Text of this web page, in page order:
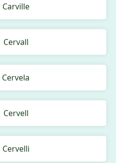
Carville
Cervall
Cervela
Cervell
Cervelli